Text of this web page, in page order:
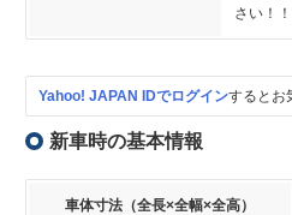
さい！！
Yahoo! JAPAN IDでログインするとお
新車時の基本情報
車体寸法（全長×全幅×全高）